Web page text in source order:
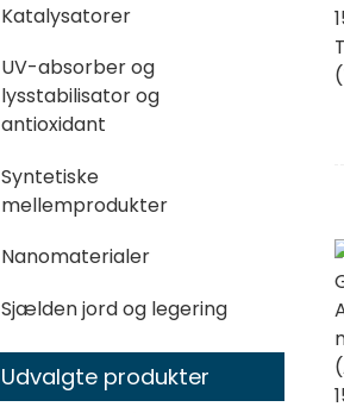
Katalysatorer
UV-absorber og
lysstabilisator og
antioxidant
Syntetiske
mellemprodukter
Nanomaterialer
Sjælden jord og legering
Udvalgte produkter